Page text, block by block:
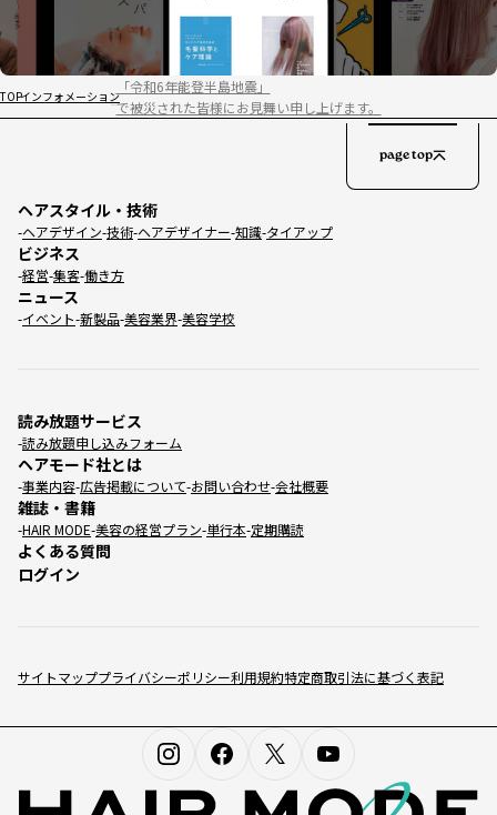
TOPインフォメーション
「令和6年能登半島地震」
で被災された皆様にお見舞い申し上げます。
サイトマッププライバシーポリシー利用規約特定商取引法に基づく表記
ヘアスタイル・技術
ヘアデザイン 技術 ヘアデザイナー 知識 タイアップ
ビジネス
経営 集客 働き方
ニュース
イベント 新製品 美容業界 美容学校
読み放題サービス
読み放題申し込みフォーム
ヘアモード社とは
事業内容 広告掲載について お問い合わせ 会社概要
雑誌・書籍
HAIR MODE 美容の経営プラン 単行本 定期購読
よくある質問
ログイン
page top